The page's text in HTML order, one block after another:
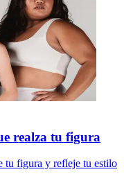
realza tu figura
tu figura y refleje tu estilo